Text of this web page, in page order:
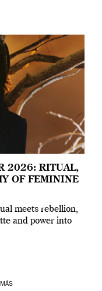
2026: RITUAL,
OF FEMININE
meets rebellion,
and power into